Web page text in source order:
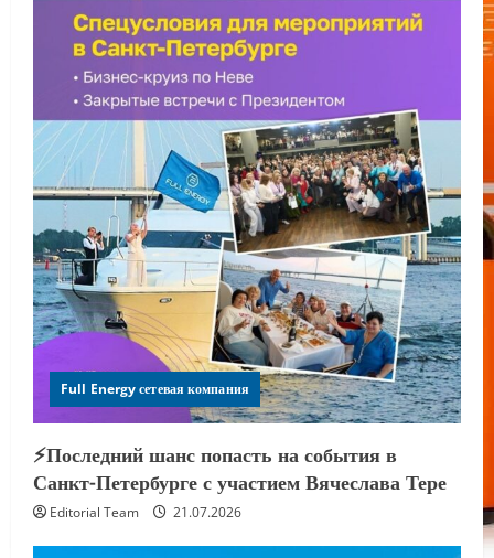
Full Energy сетевая компания
⚡️Последний шанс попасть на события в
Санкт-Петербурге с участием Вячеслава Тере
Editorial Team 21.07.2026